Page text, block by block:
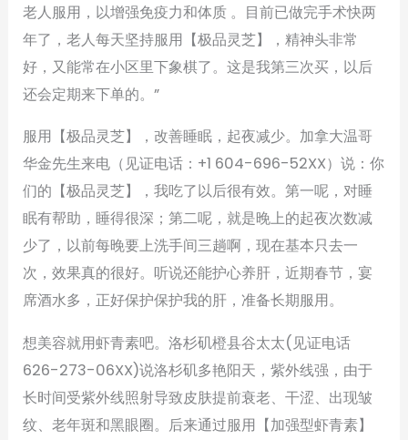
老人服用，以增强免疫力和体质 。目前已做完手术快两
年了，老人每天坚持服用【极品灵芝】，精神头非常
好，又能常在小区里下象棋了。这是我第三次买，以后
还会定期来下单的。”
服用【极品灵芝】，改善睡眠，起夜减少。加拿大温哥
华金先生来电（见证电话：+1 604-696-52XX）说：你
们的【极品灵芝】，我吃了以后很有效。第一呢，对睡
眠有帮助，睡得很深；第二呢，就是晚上的起夜次数减
少了，以前每晚要上洗手间三趟啊，现在基本只去一
次，效果真的很好。听说还能护心养肝，近期春节，宴
席酒水多，正好保护保护我的肝，准备长期服用。
想美容就用虾青素吧。洛杉矶橙县谷太太(见证电话
626-273-06XX)说洛杉矶多艳阳天，紫外线强，由于
长时间受紫外线照射导致皮肤提前衰老、干涩、出现皱
纹、老年斑和黑眼圈。后来通过服用【加强型虾青素】